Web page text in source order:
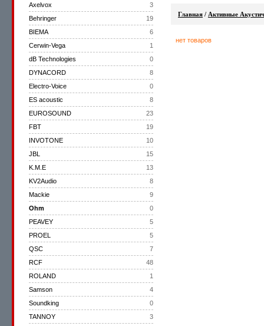
3
Axelvox
19
Behringer
6
BIEMA
1
Cerwin-Vega
0
dB Technologies
8
DYNACORD
0
Electro-Voice
8
ES acoustic
23
EUROSOUND
19
FBT
10
INVOTONE
15
JBL
13
K.M.E
8
KV2Audio
9
Mackie
0
Ohm
5
PEAVEY
5
PROEL
7
QSC
48
RCF
1
ROLAND
4
Samson
0
Soundking
3
TANNOY
Главная / Активные
нет товаров